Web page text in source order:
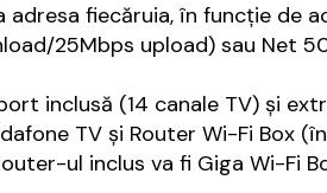
fiecăruia, în funcție de
25Mbps upload) sau Net
inclusă (14 canale TV) și
TV şi Router Wi-Fi Box
ul inclus va fi Giga Wi-Fi